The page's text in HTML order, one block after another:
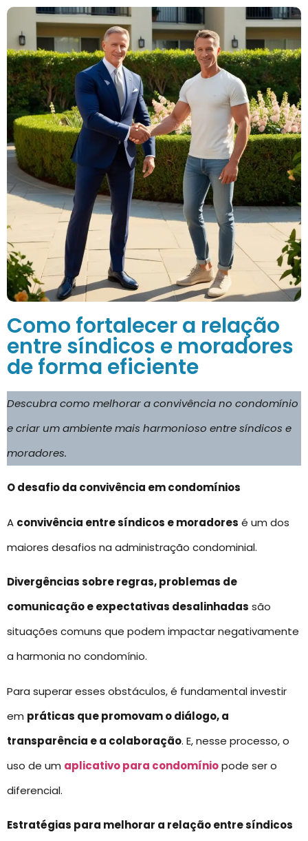
Como fortalecer a relação
entre síndicos e moradores
de forma eficiente
Descubra como melhorar a convivência no condomínio
e criar um ambiente mais harmonioso entre síndicos e
moradores.
O desafio da convivência em condomínios
A convivência entre síndicos e moradores é um dos
maiores desafios na administração condominial.
Divergências sobre regras, problemas de
comunicação e expectativas desalinhadas são
situações comuns que podem impactar negativamente
a harmonia no condomínio.
Para superar esses obstáculos, é fundamental investir
em práticas que promovam o diálogo, a
transparência e a colaboração. E, nesse processo, o
uso de um aplicativo para condomíniopode ser o
diferencial.
Estratégias para melhorar a relação entre síndicos